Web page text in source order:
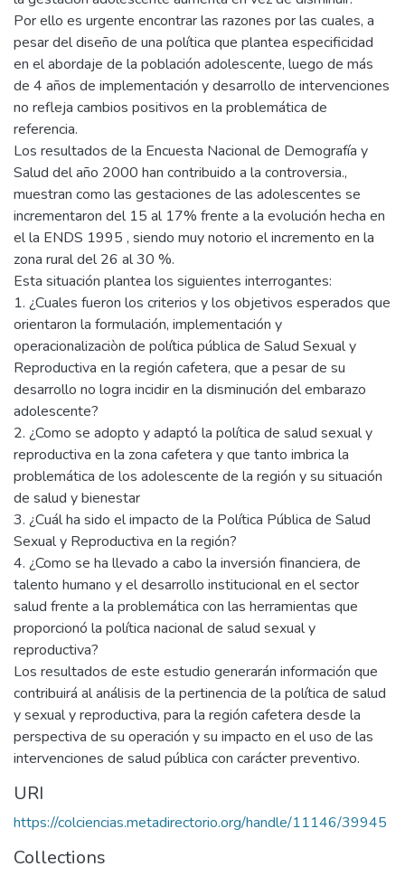
Por ello es urgente encontrar las razones por las cuales, a
pesar del diseño de una política que plantea especificidad
en el abordaje de la población adolescente, luego de más
de 4 años de implementación y desarrollo de intervenciones
no refleja cambios positivos en la problemática de
referencia.
Los resultados de la Encuesta Nacional de Demografía y
Salud del año 2000 han contribuido a la controversia.,
muestran como las gestaciones de las adolescentes se
incrementaron del 15 al 17% frente a la evolución hecha en
el la ENDS 1995 , siendo muy notorio el incremento en la
zona rural del 26 al 30 %.
Esta situación plantea los siguientes interrogantes:
1. ¿Cuales fueron los criterios y los objetivos esperados que
orientaron la formulación, implementación y
operacionalizaciòn de política pública de Salud Sexual y
Reproductiva en la región cafetera, que a pesar de su
desarrollo no logra incidir en la disminución del embarazo
adolescente?
2. ¿Como se adopto y adaptó la política de salud sexual y
reproductiva en la zona cafetera y que tanto imbrica la
problemática de los adolescente de la región y su situación
de salud y bienestar
3. ¿Cuál ha sido el impacto de la Política Pública de Salud
Sexual y Reproductiva en la región?
4. ¿Como se ha llevado a cabo la inversión financiera, de
talento humano y el desarrollo institucional en el sector
salud frente a la problemática con las herramientas que
proporcionó la política nacional de salud sexual y
reproductiva?
Los resultados de este estudio generarán información que
contribuirá al análisis de la pertinencia de la política de salud
y sexual y reproductiva, para la región cafetera desde la
perspectiva de su operación y su impacto en el uso de las
intervenciones de salud pública con carácter preventivo.
URI
https://colciencias.metadirectorio.org/handle/11146/39945
Collections